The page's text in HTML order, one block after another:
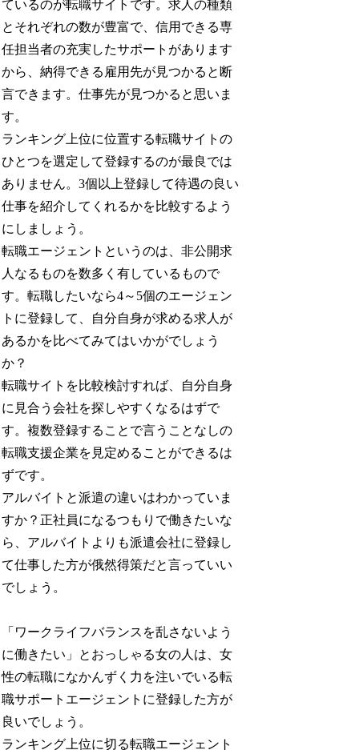
ているのが転職サイトです。求人の種類
とそれぞれの数が豊富で、信用できる専
任担当者の充実したサポートがあります
から、納得できる雇用先が見つかると断
言できます。仕事先が見つかると思いま
す。
ランキング上位に位置する転職サイトの
ひとつを選定して登録するのが最良では
ありません。3個以上登録して待遇の良い
仕事を紹介してくれるかを比較するよう
にしましょう。
転職エージェントというのは、非公開求
人なるものを数多く有しているもので
す。転職したいなら4～5個のエージェン
トに登録して、自分自身が求める求人が
あるかを比べてみてはいかがでしょう
か？
転職サイトを比較検討すれば、自分自身
に見合う会社を探しやすくなるはずで
す。複数登録することで言うことなしの
転職支援企業を見定めることができるは
ずです。
アルバイトと派遣の違いはわかっていま
すか？正社員になるつもりで働きたいな
ら、アルバイトよりも派遣会社に登録し
て仕事した方が俄然得策だと言っていい
でしょう。
「ワークライフバランスを乱さないよう
に働きたい」とおっしゃる女の人は、女
性の転職になかんずく力を注いでいる転
職サポートエージェントに登録した方が
良いでしょう。
ランキング上位に切る転職エージェント